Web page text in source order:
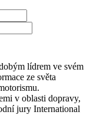
lídrem ve svém
ze světa
v oblasti dopravy,
jury International